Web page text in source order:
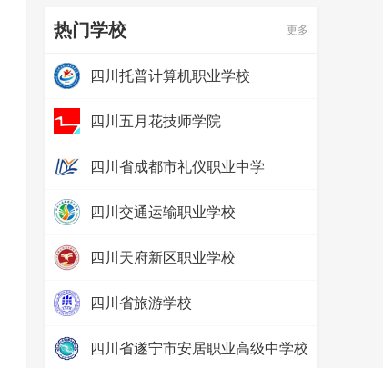
热门学校 更多
四川托普计算机职业学校
四川五月花技师学院
四川省成都市礼仪职业中学
四川交通运输职业学校
四川天府新区职业学校
四川省旅游学校
四川省遂宁市安居职业高级中学校